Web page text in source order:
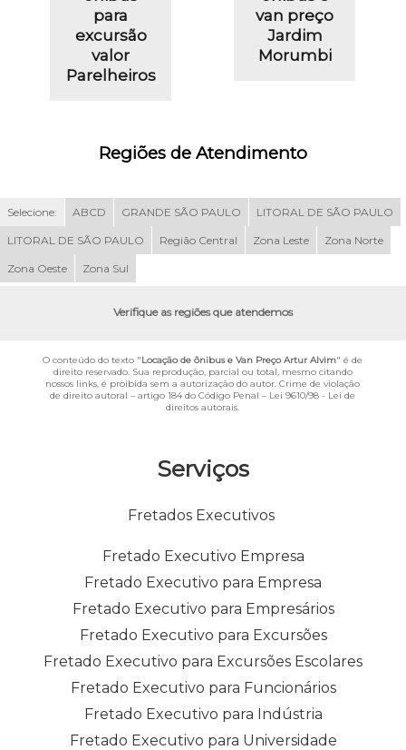
Serviços
Fretados Executivos
Fretado Executivo Empresa
Fretado Executivo para Empresa
Fretado Executivo para Empresários
Fretado Executivo para Excursões
Fretado Executivo para Excursões Escolares
Fretado Executivo para Funcionários
Fretado Executivo para Indústria
Fretado Executivo para Universidade
para
excursão
valor
Parelheiros
van preço
Jardim
Morumbi
Regiões de Atendimento
Selecione: ABCD GRANDE SÃO PAULO LITORAL DE SÃO PAULO
LITORAL DE SÃO PAULO Região Central Zona Leste Zona Norte
Zona Oeste Zona Sul
Verifique as regiões que atendemos
O conteúdo do texto "Locação de ônibus e Van Preço Artur Alvim" é de
direito reservado. Sua reprodução, parcial ou total, mesmo citando
nossos links, é proibida sem a autorização do autor. Crime de violação
de direito autoral – artigo 184 do Código Penal – Lei 9610/98 - Lei de
direitos autorais.